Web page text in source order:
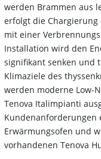
werden Brammen aus
erfolgt die
mit einer
Installation wird den
signifikant senken und
Klimaziele des
werden moderne Low-
Tenova Italimpianti
Kundenanforderungen
Erwärmungsofen und
vorhandenen Tenova